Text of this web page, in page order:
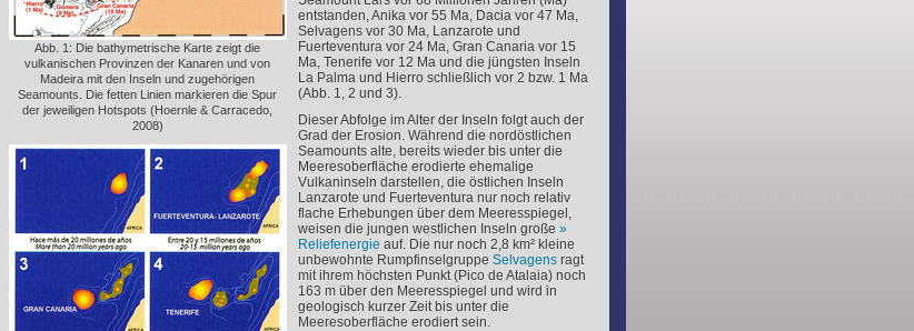
Abb. 1: Die bathymetrische Karte zeigt die
vulkanischen Provinzen der Kanaren und von
Madeira mit den Inseln und zugehörigen
Seamounts. Die fetten Linien markieren die Spur
der jeweiligen Hotspots (Hoernle & Carracedo,
2008)
entstanden, Anika vor 55 Ma, Dacia vor 47 Ma,
Selvagens vor 30 Ma, Lanzarote und
Fuerteventura vor 24 Ma, Gran Canaria vor 15
Ma, Tenerife vor 12 Ma und die jüngsten Inseln
La Palma und Hierro schließlich vor 2 bzw. 1 Ma
(Abb. 1, 2 und 3).
Dieser Abfolge im Alter der Inseln folgt auch der
Grad der Erosion. Während die nordöstlichen
Seamounts alte, bereits wieder bis unter die
Meeresoberfläche erodierte ehemalige
Vulkaninseln darstellen, die östlichen Inseln
Lanzarote und Fuerteventura nur noch relativ
flache Erhebungen über dem Meeresspiegel,
weisen die jungen westlichen Inseln große
Reliefenergie auf. Die nur noch 2,8 km² kleine
unbewohnte Rumpfinselgruppe Selvagensragt
mit ihrem höchsten Punkt (Pico de Atalaia) noch
163 m über den Meeresspiegel und wird in
geologisch kurzer Zeit bis unter die
Meeresoberfläche erodiert sein.